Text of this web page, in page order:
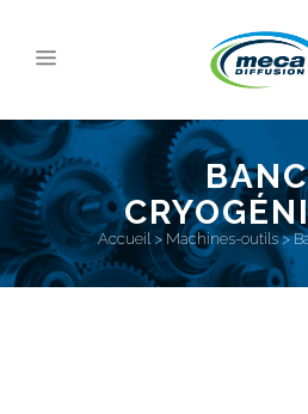
Accueil> Machines-outils>